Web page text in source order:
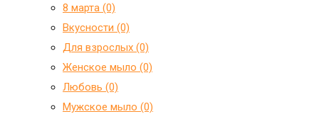
8 марта (0)
Вкусности (0)
Для взрослых (0)
Женское мыло (0)
Любовь (0)
Мужское мыло (0)